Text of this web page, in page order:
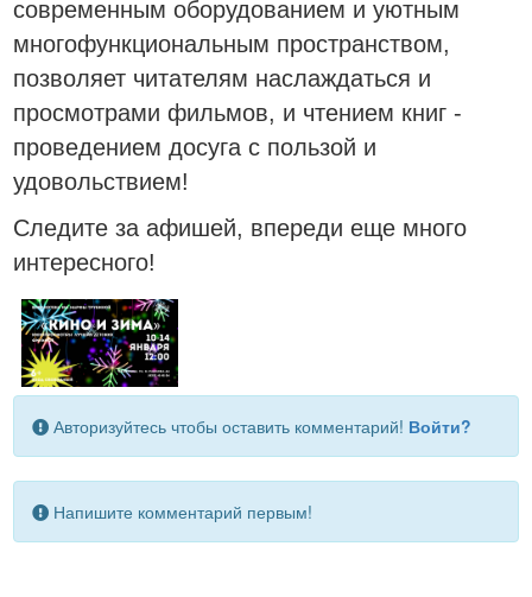
современным оборудованием и уютным
многофункциональным пространством,
позволяет читателям наслаждаться и
просмотрами фильмов, и чтением книг -
проведением досуга с пользой и
удовольствием!
Следите за афишей, впереди еще много
интересного!
Авторизуйтесь чтобы оставить комментарий! Войти?
Напишите комментарий первым!